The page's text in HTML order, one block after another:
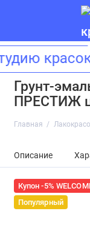
Грунт-
ПРЕСТИЖ
Главная
Описание
Купон -5%
Популярный